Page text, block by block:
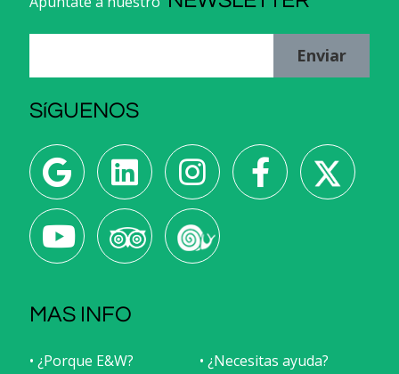
Enviar
SíGUENOS
MAS INFO
• ¿Porque E&W?
• ¿Necesitas ayuda?